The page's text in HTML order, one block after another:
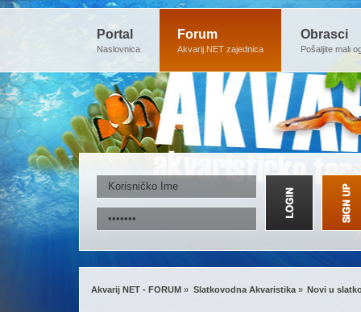
Portal
Naslovnica
Forum
Akvarij.NET zajednica
Obrasci
Pošaljite mali
Akvarij NET - FORUM » Slatkovodna Akvaristika» Novi u